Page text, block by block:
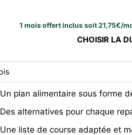
1 mois offert inclus soit 21,75€/
CHOISIR LA
Un plan alimentaire sous forme
Des alternatives pour chaque
Une liste de course adaptée et